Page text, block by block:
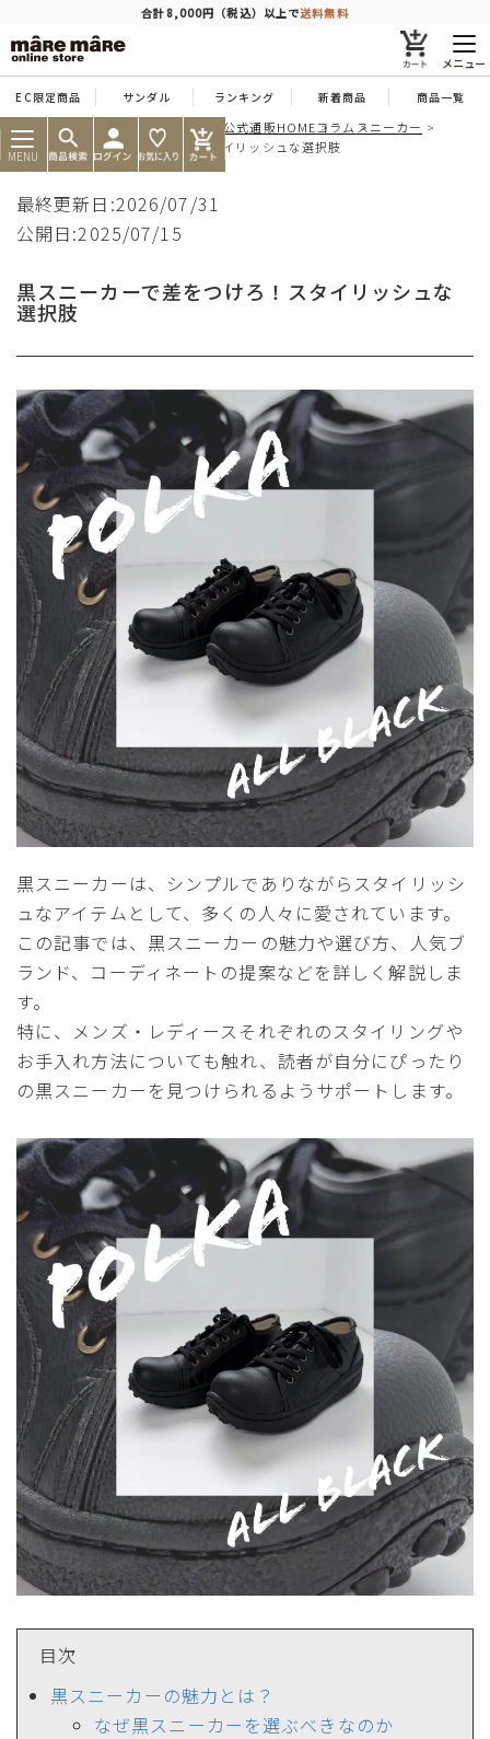
合計8,000円（税込）以上で送料無料
メニュー
EC限定商品 サンダル ランキング 新着商品 商品一覧
MENU
痛くならない靴ならマーレマーレ公式通販HOMEコラム スニーカー
黒スニーカーで差をつけろ！スタイリッシュな選択肢
最終更新日:2026/07/31
公開日:2025/07/15
黒スニーカーで差をつけろ！スタイリッシュな
選択肢
黒スニーカーは、シンプルでありながらスタイリッシ
ュなアイテムとして、多くの人々に愛されています。
この記事では、黒スニーカーの魅力や選び方、人気ブ
ランド、コーディネートの提案などを詳しく解説しま
す。
特に、メンズ・レディースそれぞれのスタイリングや
お手入れ方法についても触れ、読者が自分にぴったり
の黒スニーカーを見つけられるようサポートします。
目次
黒スニーカーの魅力とは？
なぜ黒スニーカーを選ぶべきなのか
商品を探す
人気ワード #コンフォート #パンプス #スニーカー #ブーツ
タイプ
ブランド
カラー
サイズ
ヒールの高さ
絞り込んで検索する